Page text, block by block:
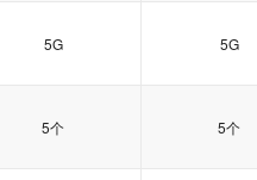
5G 5G
5个 5个